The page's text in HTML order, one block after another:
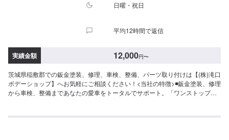
日曜・祝日
平均12時間で返信
実績金額 12,000円〜
茨城県稲敷郡での鈑金塗装、修理、車検、整備、パーツ取り付けは【(株)滝口
ボデーショップ】へお気軽にご相談ください！<当社の特徴>◾鈑金塗装、修理
から車検、整備まであなたの愛車をトータルでサポート。「ワンストップ」
んでもお問い合わせください。◾プロの熟練の技が納得の仕上がりをお約束。